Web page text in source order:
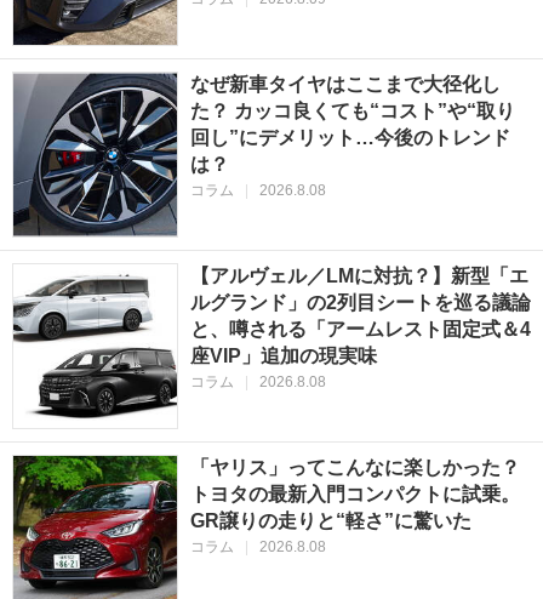
なぜ新車タイヤはここまで大径化し
た？ カッコ良くても“コスト”や“取り
回し”にデメリット…今後のトレンド
は？
コラム 2026.8.08
【アルヴェル／LMに対抗？】新型「エ
ルグランド」の2列目シートを巡る議論
と、噂される「アームレスト固定式＆4
座VIP」追加の現実味
コラム 2026.8.08
「ヤリス」ってこんなに楽しかった？
トヨタの最新入門コンパクトに試乗。
GR譲りの走りと“軽さ”に驚いた
コラム 2026.8.08